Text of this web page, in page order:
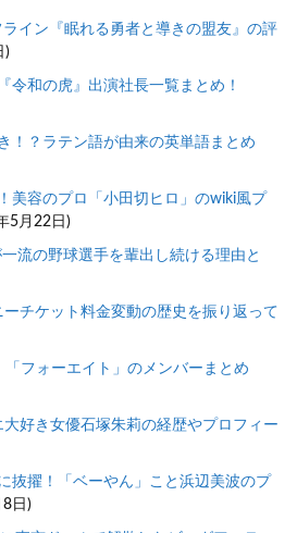
イン『眠れる勇者と導きの盟友』の評
)
令和の虎』出演社長一覧まとめ！
！？ラテン語が由来の英単語まとめ
美容のプロ「小田切ヒロ」のwiki風プ
5月22日)
流の野球選手を輩出し続ける理由と
チケット料金変動の歴史を振り返って
「フォーエイト」のメンバーまとめ
大好き女優石塚朱莉の経歴やプロフィー
抜擢！「ベーやん」こと浜辺美波のプ
8日)